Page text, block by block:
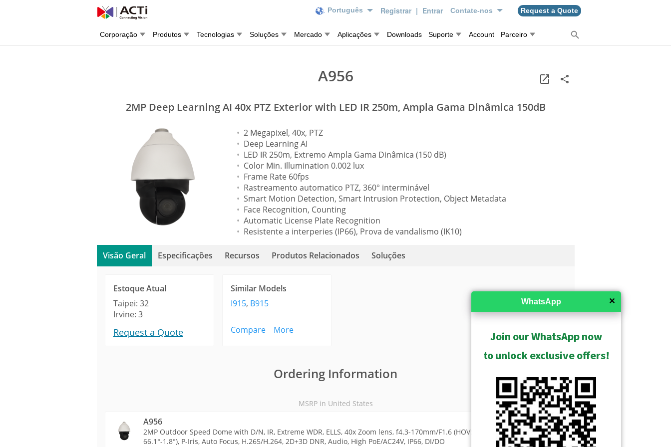
Português Registrar | Entrar Contate-nos Request a Quote
Corporação Produtos Tecnologias Soluções Mercado Aplicações Downloads Suporte Account Parceiro
A956
2MP Deep Learning AI 40x PTZ Exterior with LED IR 250m, Ampla Gama Dinâmica 150dB
2 Megapixel, 40x, PTZ
Deep Learning AI
LED IR 250m, Extremo Ampla Gama Dinâmica (150 dB)
Color Min. Illumination 0.002 lux
Frame Rate 60fps
Rastreamento automatico PTZ, 360° interminável
Smart Motion Detection, Smart Intrusion Protection, Object Metadata
Face Recognition, Counting
Automatic License Plate Recognition
Resistente a interperies (IP66), Prova de vandalismo (IK10)
Visão Geral Especificações Recursos Produtos Relacionados Soluções
Estoque Atual
Taipei: 32
Irvine: 3
Request a Quote
Similar Models
I915, B915
Compare More
Ordering Information
MSRP in United States
A956
2MP Outdoor Speed Dome with D/N, IR, Extreme WDR, ELLS, 40x Zoom lens, f4.3-170mm/F1.6 (HOV:
66.1°-1.8°), P-Iris, Auto Focus, H.265/H.264, 2D+3D DNR, Audio, High PoE/AC24V, IP66, DI/DO
USD $7779.00
✕
WhatsApp
Join our WhatsApp now
to unlock exclusive offers!